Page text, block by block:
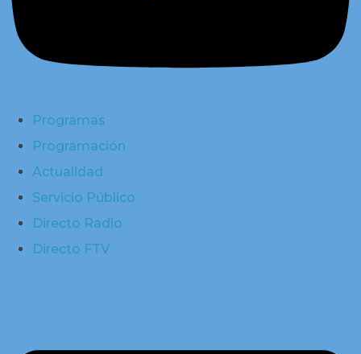
Programas
Programación
Actualidad
Servicio Público
Directo Radio
Directo FTV